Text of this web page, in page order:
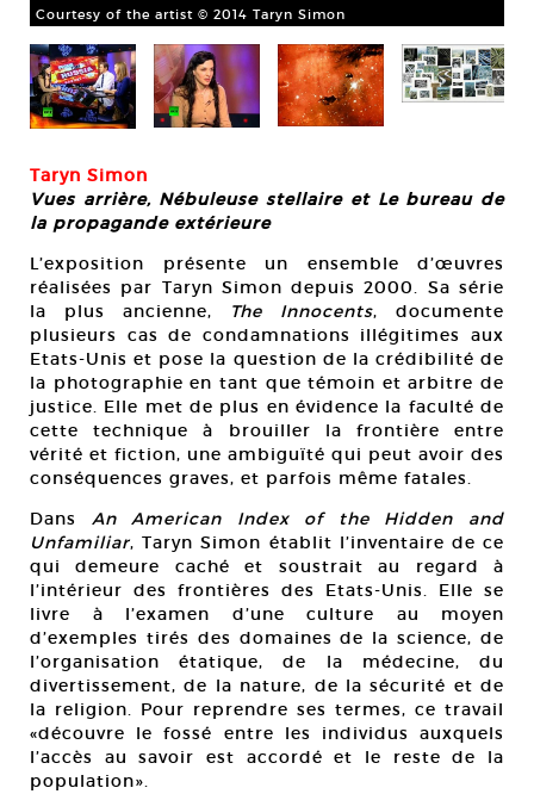
Courtesy of the artist © 2014 Taryn Simon
Taryn Simon
Vues arrière, Nébuleuse stellaire et Le bureau de
la propagande extérieure
L’exposition présente un ensemble d’œuvres
réalisées par Taryn Simon depuis 2000. Sa série
la plus ancienne,
The Innocents, documente
plusieurs cas de condamnations illégitimes aux
Etats-Unis et pose la question de la crédibilité de
la photographie en tant que témoin et arbitre de
justice. Elle met de plus en évidence la faculté de
cette technique à brouiller la frontière entre
vérité et fiction, une ambiguïté qui peut avoir des
conséquences graves, et parfois même fatales.
Dans An American Index of the Hidden and
Unfamiliar, Taryn Simon établit l’inventaire de ce
qui demeure caché et soustrait au regard à
l’intérieur des frontières des Etats-Unis. Elle se
livre à l’examen d’une culture au moyen
d’exemples tirés des domaines de la science, de
l’organisation étatique, de la médecine, du
divertissement, de la nature, de la sécurité et de
la religion. Pour reprendre ses termes, ce travail
«découvre le fossé entre les individus auxquels
l’accès au savoir est accordé et le reste de la
population».